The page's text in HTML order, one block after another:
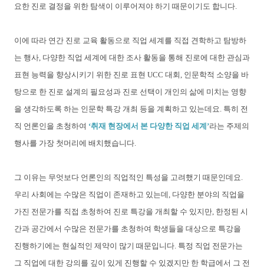
요한 진로 결정을 위한 탐색이 이루어져야 하기 때문이기도 합니다.
이에 따라 연간 진로 교육 활동으로 직업 세계를 직접 견학하고 탐방하
는 행사, 다양한 직업 세계에 대한 조사 활동을 통해 진로에 대한 관심과
표현 능력을 향상시키기 위한 진로 표현 UCC 대회, 인문학적 소양을 바
탕으로 한 진로 설계의 필요성과 진로 선택이 개인의 삶에 미치는 영향
을 생각하도록 하는 인문학 특강 개최 등을 계획하고 있는데요. 특히 전
직 언론인을 초청하여 ‘취재 현장에서 본 다양한 직업 세계’라는 주제의
행사를 가장 첫머리에 배치했습니다.
그 이유는 무엇보다 언론인의 직업적인 특성을 고려했기 때문인데요.
우리 사회에는 수많은 직업이 존재하고 있는데, 다양한 분야의 직업을
가진 전문가를 직접 초청하여 진로 특강을 개최할 수 있지만, 한정된 시
간과 공간에서 수많은 전문가를 초청하여 학생들을 대상으로 특강을
진행하기에는 현실적인 제약이 많기 때문입니다. 특정 직업 전문가는
그 직업에 대한 강의를 깊이 있게 진행할 수 있겠지만 한 학급에서 그 전